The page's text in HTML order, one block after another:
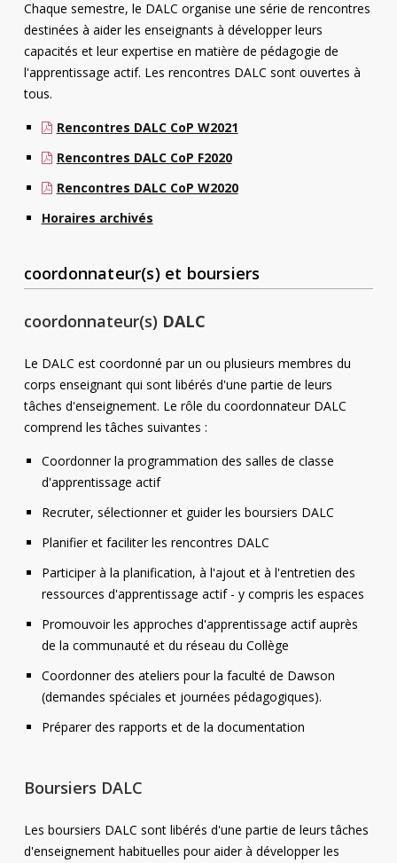
Chaque semestre, le DALC organise une série de rencontres
destinées à aider les enseignants à développer leurs
capacités et leur expertise en matière de pédagogie de
l'apprentissage actif. Les rencontres DALC sont ouvertes à
tous.
Rencontres DALC CoP W2021
Rencontres DALC CoP F2020
Rencontres DALC CoP W2020
Horaires archivés
coordonnateur(s) et boursiers
coordonnateur(s) DALC
Le DALC est coordonné par un ou plusieurs membres du
corps enseignant qui sont libérés d'une partie de leurs
tâches d'enseignement. Le rôle du coordonnateur DALC
comprend les tâches suivantes :
Coordonner la programmation des salles de classe
d'apprentissage actif
Recruter, sélectionner et guider les boursiers DALC
Planifier et faciliter les rencontres DALC
Participer à la planification, à l'ajout et à l'entretien des
ressources d'apprentissage actif - y compris les espaces
Promouvoir les approches d'apprentissage actif auprès
de la communauté et du réseau du Collège
Coordonner des ateliers pour la faculté de Dawson
(demandes spéciales et journées pédagogiques).
Préparer des rapports et de la documentation
Boursiers DALC
Les boursiers DALC sont libérés d'une partie de leurs tâches
d'enseignement habituelles pour aider à développer les